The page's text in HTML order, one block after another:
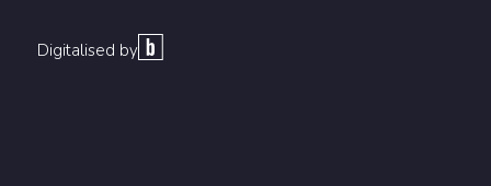
Digitalised by